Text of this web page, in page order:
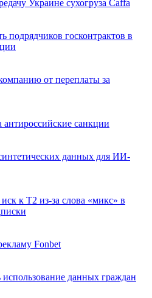
Украине сухогруза Caffa
подрядчиков госконтрактов в
от переплаты за
санкции
данных для ИИ-
к Т2 из-за слова «микс» в
Fonbet
данных граждан